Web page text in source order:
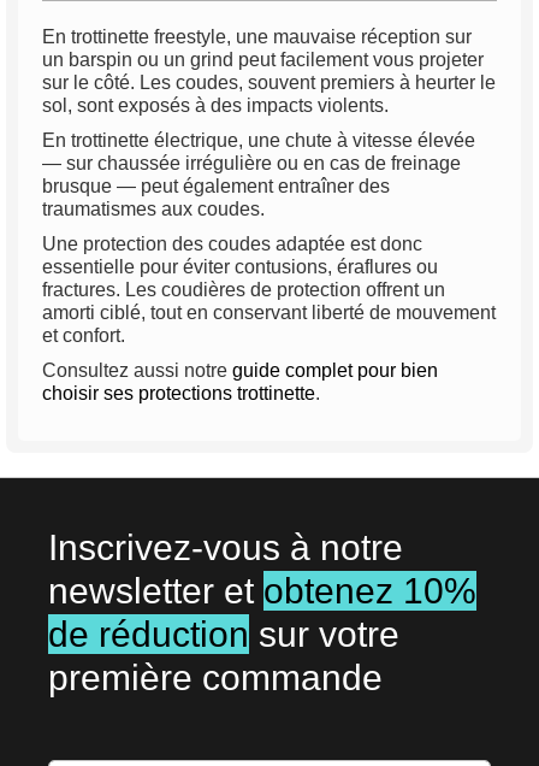
En trottinette freestyle, une mauvaise réception sur
un barspin ou un grind peut facilement vous projeter
sur le côté. Les coudes, souvent premiers à heurter le
sol, sont exposés à des impacts violents.
En trottinette électrique, une chute à vitesse élevée
— sur chaussée irrégulière ou en cas de freinage
brusque — peut également entraîner des
traumatismes aux coudes.
Une protection des coudes adaptée est donc
essentielle pour éviter contusions, éraflures ou
fractures. Les coudières de protection offrent un
amorti ciblé, tout en conservant liberté de mouvement
et confort.
Consultez aussi notre guide complet pour bien
choisir ses protections trottinette.
Inscrivez-vous à notre
newsletter et obtenez 10%
de réduction sur votre
première commande